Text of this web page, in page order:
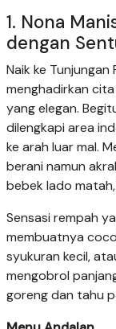
1. Nona
dengan
Naik ke Tunjungan
menghadirkan
yang elegan.
dilengkapi area
ke arah luar mal.
berani namun
bebek lado
Sensasi rempah
membuatnya
syukuran kecil,
mengobrol
goreng dan tahu